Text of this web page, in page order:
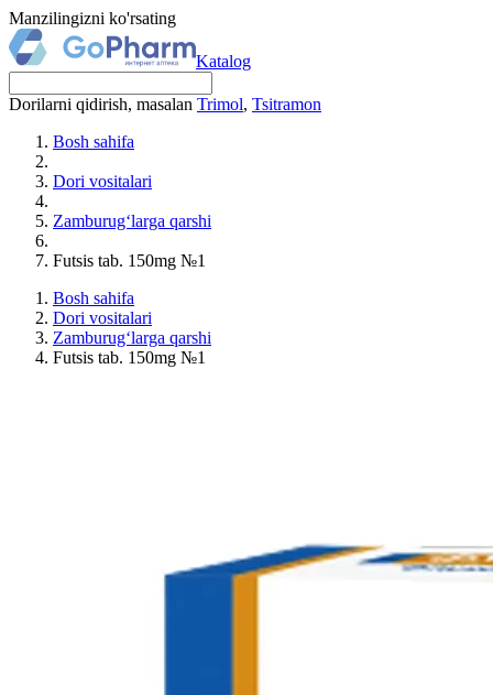
Manzilingizni ko'rsating
Katalog
Dorilarni qidirish, masalan Trimol, Tsitramon
Bosh sahifa
Dori vositalari
Zamburug‘larga qarshi
Futsis tab. 150mg №1
Bosh sahifa
Dori vositalari
Zamburug‘larga qarshi
Futsis tab. 150mg №1